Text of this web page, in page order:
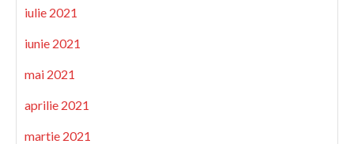
iulie 2021
iunie 2021
mai 2021
aprilie 2021
martie 2021